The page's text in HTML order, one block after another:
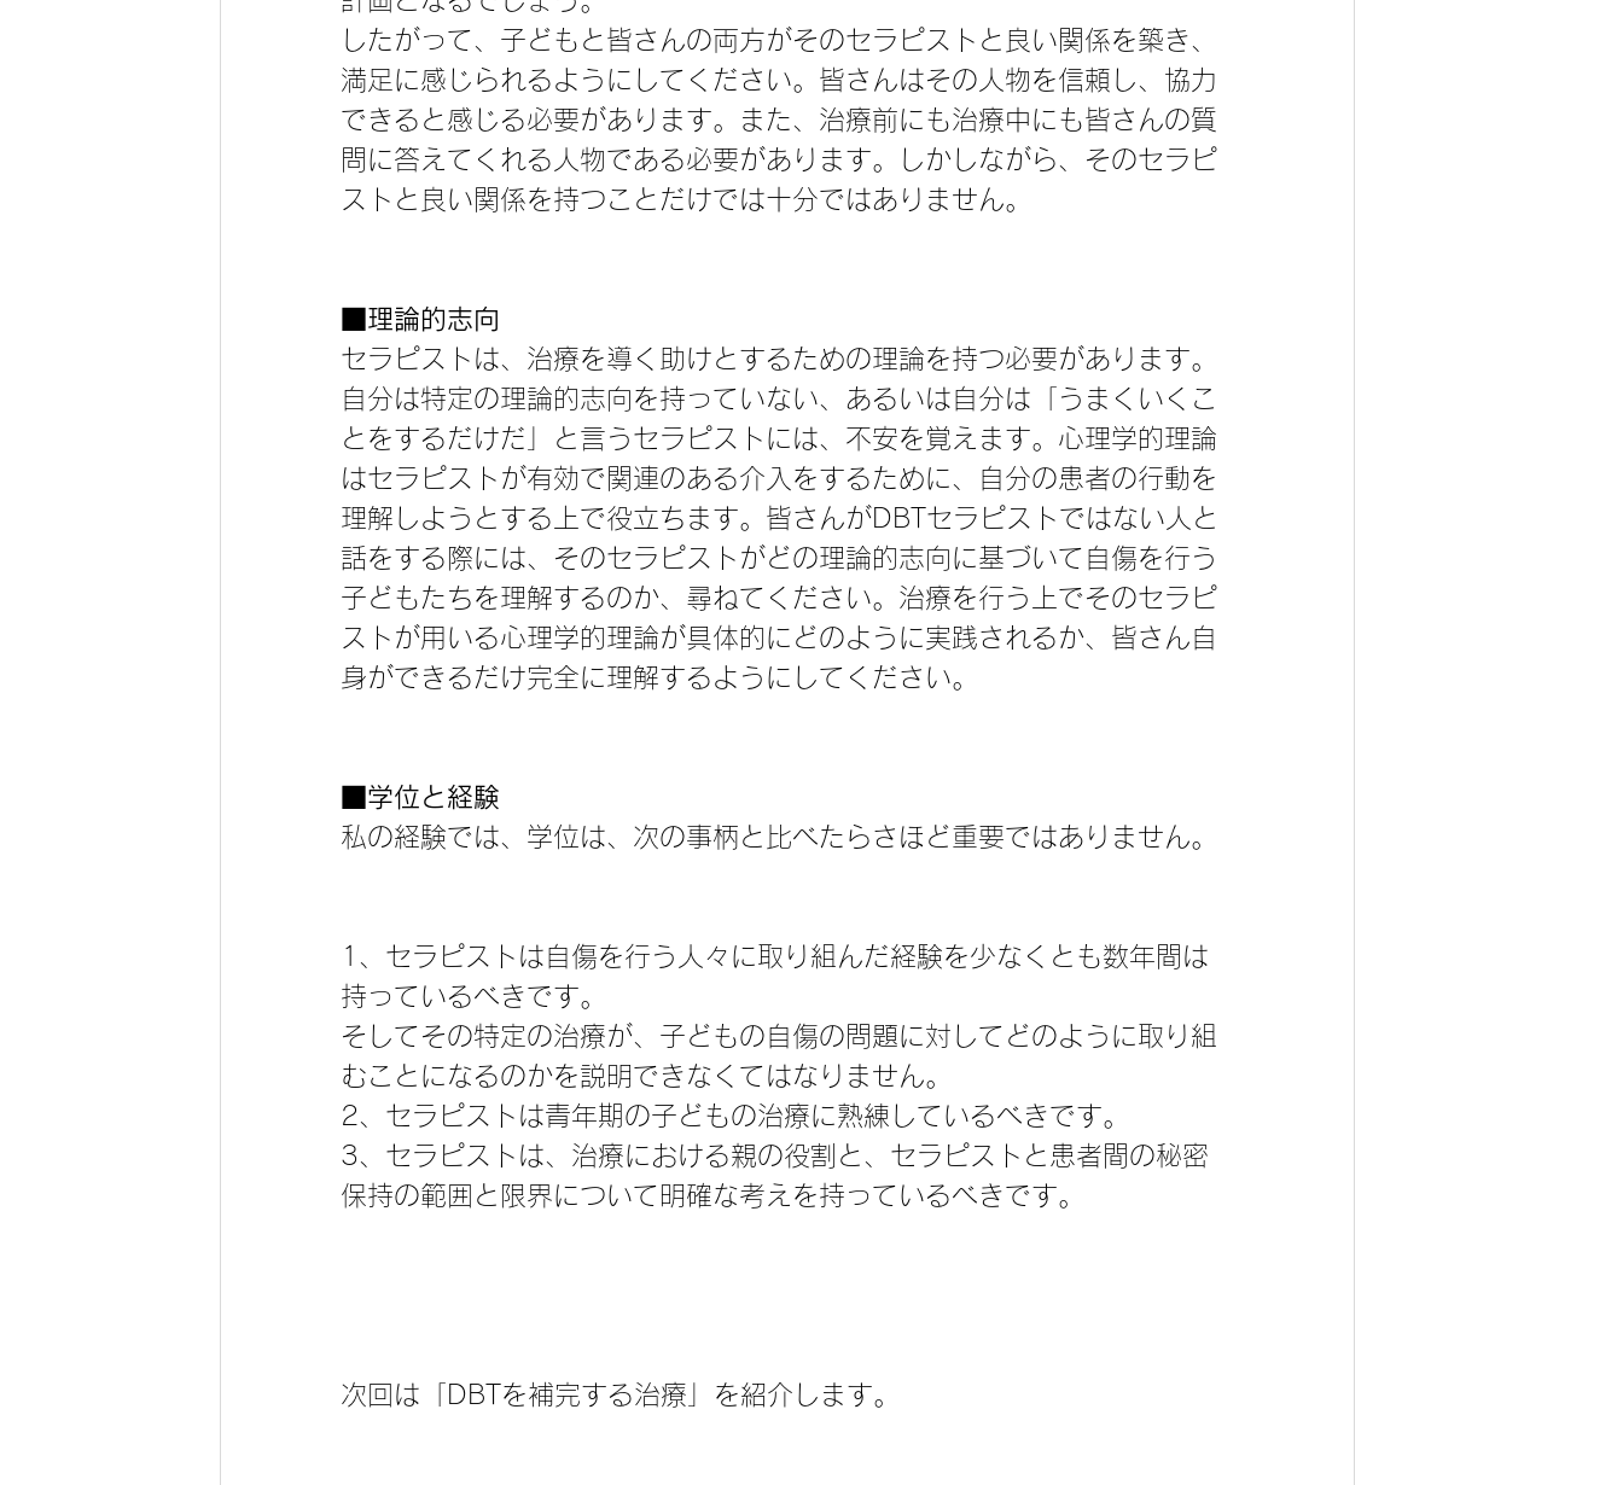
したがって、子どもと皆さんの両方がそのセラピストと良い関係を築き、
満足に感じられるようにしてください。皆さんはその人物を信頼し、協力
できると感じる必要があります。また、治療前にも治療中にも皆さんの質
問に答えてくれる人物である必要があります。しかしながら、そのセラピ
ストと良い関係を持つことだけでは十分ではありません。
理論的志向
セラピストは、治療を導く助けとするための理論を持つ必要があります。
自分は特定の理論的志向を持っていない、あるいは自分は「うまくいくこ
とをするだけだ」と言うセラピストには、不安を覚えます。心理学的理論
はセラピストが有効で関連のある介入をするために、自分の患者の行動を
理解しようとする上で役立ちます。皆さんがDBTセラピストではない人と
話をする際には、そのセラピストがどの理論的志向に基づいて自傷を行う
子どもたちを理解するのか、尋ねてください。治療を行う上でそのセラピ
ストが用いる心理学的理論が具体的にどのように実践されるか、皆さん自
身ができるだけ完全に理解するようにしてください。
学位と経験
私の経験では、学位は、次の事柄と比べたらさほど重要ではありません。
1、セラピストは自傷を行う人々に取り組んだ経験を少なくとも数年間は
持っているべきです。
そしてその特定の治療が、子どもの自傷の問題に対してどのように取り組
むことになるのかを説明できなくてはなりません。
2、セラピストは青年期の子どもの治療に熟練しているべきです。
3、セラピストは、治療における親の役割と、セラピストと患者間の秘密
保持の範囲と限界について明確な考えを持っているべきです。
次回は「DBTを補完する治療」を紹介します。